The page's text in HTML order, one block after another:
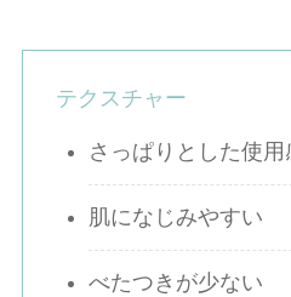
テクスチャー
さっぱりとした使用
肌になじみやすい
べたつきが少ない